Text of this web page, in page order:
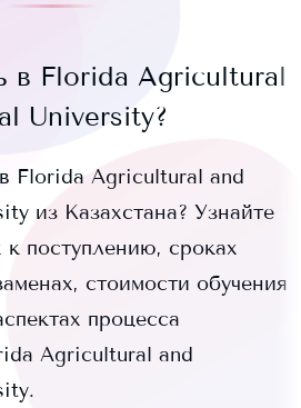
в Florida Agricultural
University?
Florida Agricultural and
из Казахстана? Узнайте
к поступлению, сроках
стоимости обучения
процесса
Agricultural and
.